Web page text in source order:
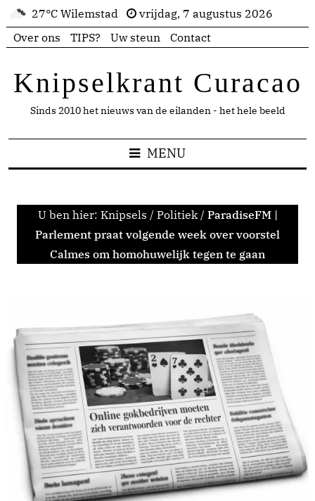
27°C Wilemstad
vrijdag, 7 augustus 2026
Over ons
TIPS? Uw steun Contact
Knipselkrant Curacao
Sinds 2010 het nieuws van de eilanden - het hele beeld
MENU
U ben hier: Knipsels / Politiek / ParadiseFM |
Parlement praat volgende week over voorstel
Calmes om homohuwelijk tegen te gaan